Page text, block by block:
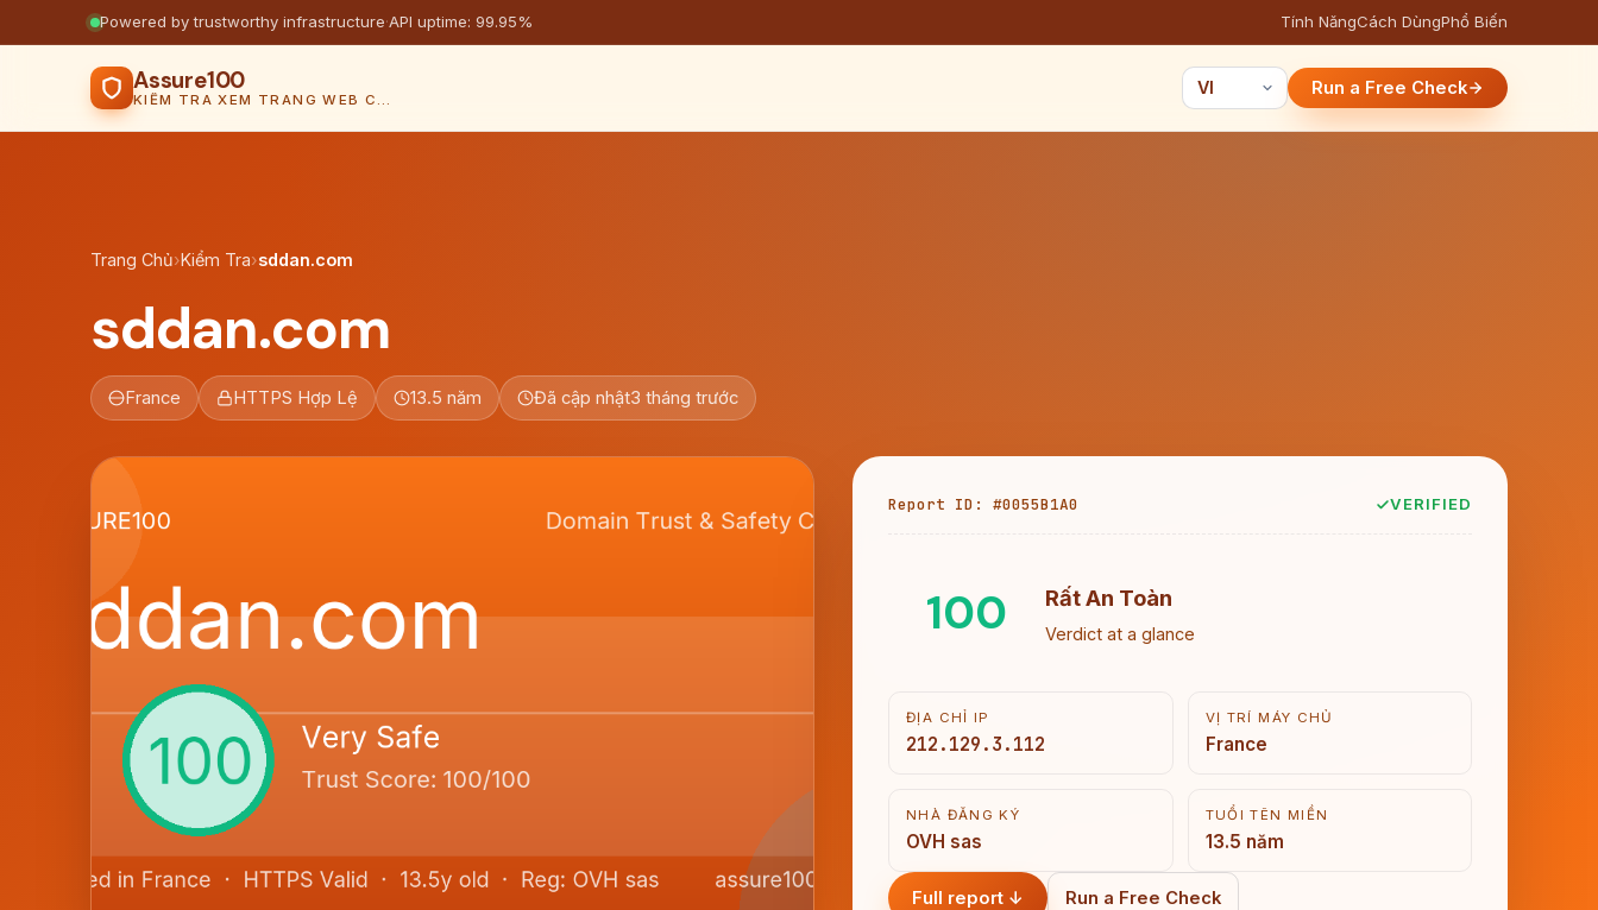
Powered by trustworthy infrastructure·API uptime: 99.95% Tính NăngCách DùngPhổ Biến
Assure100
KIỂM TRA XEM TRANG WEB CÓ AN TOÀN KHÔNG
Run a Free Check
Trang Chủ›Kiểm Tra›sddan.com
sddan.com
France HTTPS Hợp Lệ 13.5 năm Đã cập nhật3 tháng trước
Report ID: #0055B1A0 VERIFIED
100 Rất An Toàn
Verdict at a glance
ĐỊA CHỈ IP
212.129.3.112
VỊ TRÍ MÁY CHỦ
France
NHÀ ĐĂNG KÝ
OVH sas
TUỔI TÊN MIỀN
13.5 năm
Full report ↓ Run a Free Check